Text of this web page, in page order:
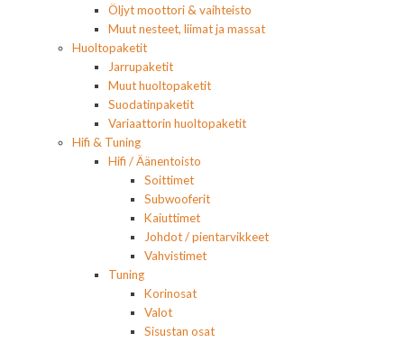
Öljyt moottori & vaihteisto
Muut nesteet, liimat ja massat
Huoltopaketit
Jarrupaketit
Muut huoltopaketit
Suodatinpaketit
Variaattorin huoltopaketit
Hifi & Tuning
Hifi / Äänentoisto
Soittimet
Subwooferit
Kaiuttimet
Johdot / pientarvikkeet
Vahvistimet
Tuning
Korinosat
Valot
Sisustan osat